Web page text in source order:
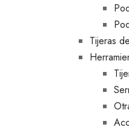
Tijeras